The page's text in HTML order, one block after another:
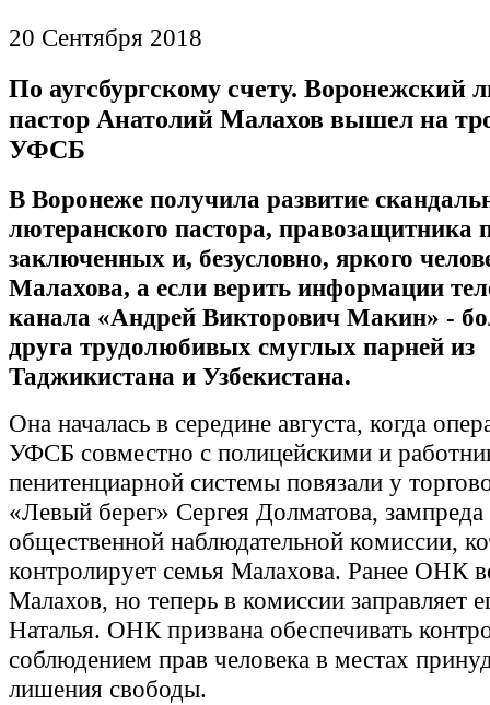
20 Сентября 2018
По аугсбургскому счету. Воронежский
пастор Анатолий Малахов вышел на
УФСБ
В Воронеже получила развитие
лютеранского пастора, правозащитника
заключенных и, безусловно, яркого
Малахова, а если верить информации
канала «Андрей Викторович Макин» -
друга трудолюбивых смуглых парней из
Таджикистана и Узбекистана.
Она началась в середине августа, когда
УФСБ совместно с полицейскими и
пенитенциарной системы повязали у
«Левый берег» Сергея Долматова, зампреда
общественной наблюдательной комиссии,
контролирует семья Малахова. Ранее ОНК
Малахов, но теперь в комиссии заправляет
Наталья. ОНК призвана обеспечивать
соблюдением прав человека в местах
лишения свободы.